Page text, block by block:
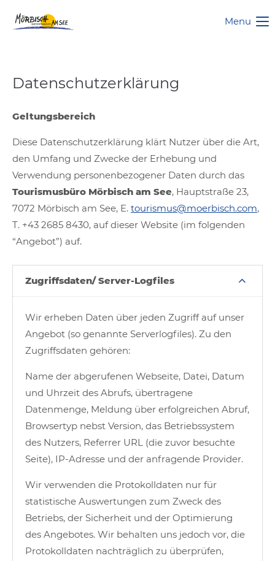
Menu
Datenschutzerklärung
Geltungsbereich
Diese Datenschutzerklärung klärt Nutzer über die Art,
den Umfang und Zwecke der Erhebung und
Verwendung personenbezogener Daten durch das
Tourismusbüro Mörbisch am See, Hauptstraße 23,
7072 Mörbisch am See, E. tourismus@moerbisch.com,
T. +43 2685 8430, auf dieser Website (im folgenden
“Angebot”) auf.
Zugriffsdaten/ Server-Logfiles
Wir erheben Daten über jeden Zugriff auf unser
Angebot (so genannte Serverlogfiles). Zu den
Zugriffsdaten gehören:
Name der abgerufenen Webseite, Datei, Datum
und Uhrzeit des Abrufs, übertragene
Datenmenge, Meldung über erfolgreichen Abruf,
Browsertyp nebst Version, das Betriebssystem
des Nutzers, Referrer URL (die zuvor besuchte
Seite), IP-Adresse und der anfragende Provider.
Wir verwenden die Protokolldaten nur für
statistische Auswertungen zum Zweck des
Betriebs, der Sicherheit und der Optimierung
des Angebotes. Wir behalten uns jedoch vor, die
Protokolldaten nachträglich zu überprüfen,